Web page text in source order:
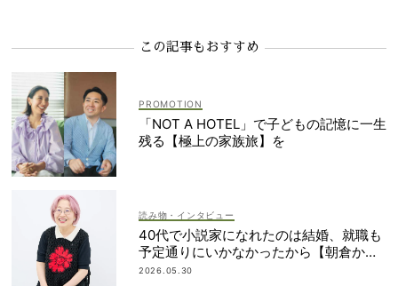
この記事もおすすめ
「NOT A HOTEL」で子どもの記憶に一生
残る【極上の家族旅】を
読み物・インタビュー
40代で小説家になれたのは結婚、就職も
予定通りにいかなかったから【朝倉かす
みさん】
2026.05.30